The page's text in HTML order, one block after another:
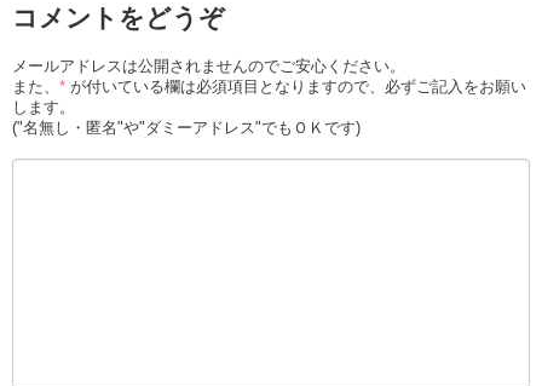
コメントをどうぞ
メールアドレスは公開されませんのでご安心ください。
また、 * が付いている欄は必須項目となりますので、必ずご記入をお願い
します。
("名無し・匿名"や"ダミーアドレス"でもＯＫです)